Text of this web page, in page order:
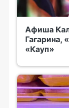
Афиша
«Кауп»